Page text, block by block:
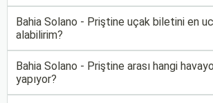
Bahia Solano - Priştine uçak biletini en
alabilirim?
Bahia Solano - Priştine arası hangi
yapıyor?